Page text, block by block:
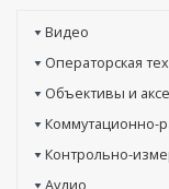
Видео
Операторская
Объективы и
Коммутационно-
Контрольно-
Аудио